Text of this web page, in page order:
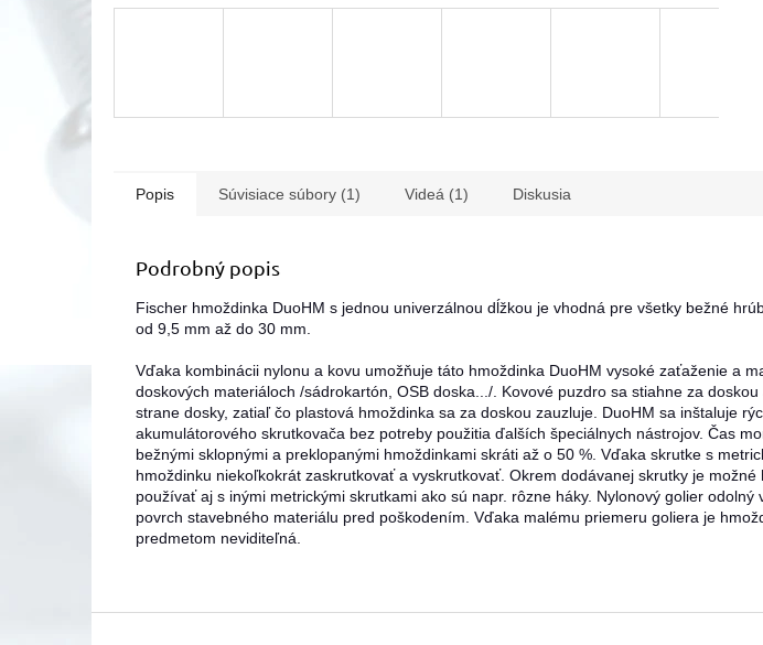
Popis Súvisiace súbory (1) Videá (1) Diskusia
Podrobný popis
Fischer hmoždinka DuoHM s jednou univerzálnou dĺžkou je vhodná pre všetky bežné
od 9,5 mm až do 30 mm.
Vďaka kombinácii nylonu a kovu umožňuje táto hmoždinka DuoHM vysoké zaťaženie a
doskových materiáloch /sádrokartón, OSB doska.../. Kovové puzdro sa stiahne za
strane dosky, zatiaľ čo plastová hmoždinka sa za doskou zauzluje. DuoHM sa inštaluje
akumulátorového skrutkovača bez potreby použitia ďalších špeciálnych nástrojov. Čas
bežnými sklopnými a preklopanými hmoždinkami skráti až o 50 %. Vďaka skrutke s
hmoždinku niekoľkokrát zaskrutkovať a vyskrutkovať. Okrem dodávanej skrutky je možné
používať aj s inými metrickými skrutkami ako sú napr. rôzne háky. Nylonový golier odolný
povrch stavebného materiálu pred poškodením. Vďaka malému priemeru goliera je
predmetom neviditeľná.